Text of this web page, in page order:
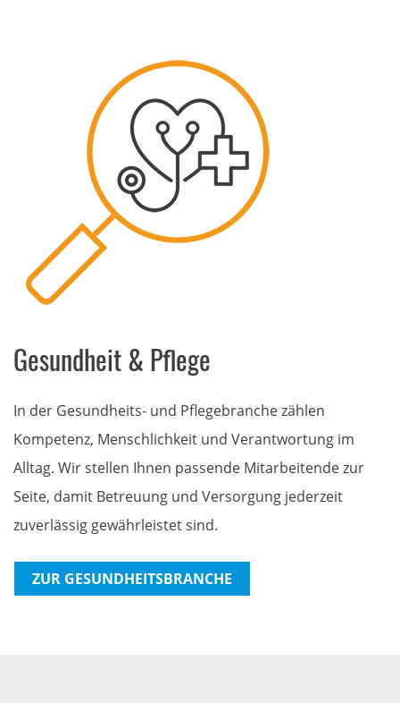
Gesundheit & Pflege
In der Gesundheits- und Pflegebranche zählen
Kompetenz, Menschlichkeit und Verantwortung im
Alltag. Wir stellen Ihnen passende Mitarbeitende zur
Seite, damit Betreuung und Versorgung jederzeit
zuverlässig gewährleistet sind.
ZUR GESUNDHEITSBRANCHE